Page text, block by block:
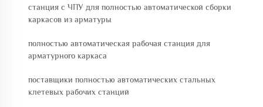
станция с ЧПУ для полностью автоматической сборки
каркасов из арматуры
полностью автоматическая рабочая станция для
арматурного каркаса
поставщики полностью автоматических стальных
клетевых рабочих станций